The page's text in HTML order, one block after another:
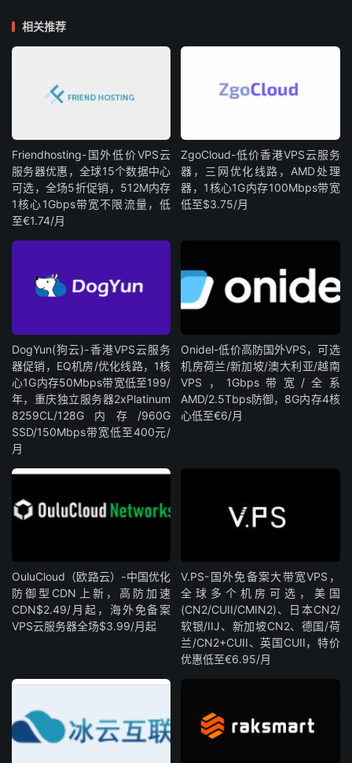
相关推荐
Friendhosting-国外低价VPS云
服务器优惠，全球15个数据中心
可选，全场5折促销，512M内存
1核心1Gbps带宽不限流量，低
至€1.74/月
ZgoCloud-低价香港VPS云服务
器，三网优化线路，AMD处理
器，1核心1G内存100Mbps带宽
低至$3.75/月
DogYun(狗云)-香港VPS云服务
器促销，EQ机房/优化线路，1核
心1G内存50Mbps带宽低至199/
年，重庆独立服务器2xPlatinum
8259CL/128G内存/960G
SSD/150Mbps带宽低至400元/
月
Onidel-低价高防国外VPS，可选
机房荷兰/新加坡/澳大利亚/越南
VPS，1Gbps带宽/全系
AMD/2.5Tbps防御，8G内存4核
心低至€6/月
OuluCloud（欧路云）-中国优化
防御型CDN上新，高防加速
CDN$2.49/月起，海外免备案
VPS云服务器全场$3.99/月起
V.PS-国外免备案大带宽VPS，
全球多个机房可选，美国
(CN2/CUII/CMIN2)、日本CN2/
软银/IIJ、新加坡CN2、德国/荷
兰/CN2+CUII、英国CUII，特价
优惠低至€6.95/月